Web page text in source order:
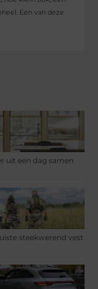
uit een dag samen
steekwerend vest
Een van deze